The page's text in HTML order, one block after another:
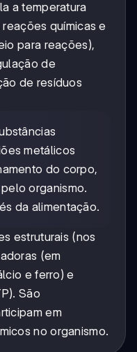
a temperatura
químicas e
para reações),
de
de resíduos
metálicos
do corpo,
organismo.
da alimentação.
estruturais (nos
(em
e ferro) e
São
em
no organismo.